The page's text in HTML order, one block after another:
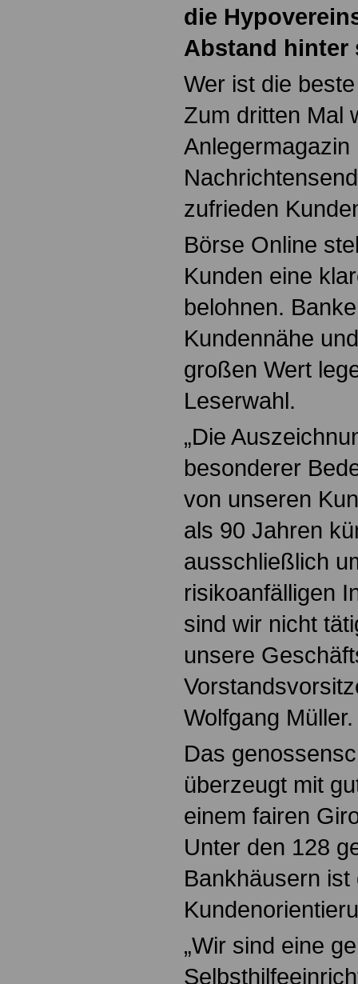
die
Abstand hinter
Wer ist die
Zum dritten Mal
zufrieden
Börse Online
Kunden eine
belohnen.
Kundennähe
großen Wert
Leserwahl.
„Die
besonderer
von unseren
als 90 Jahren
ausschließlich
risikoanfälligen
sind wir nicht
unsere
Wolfgang Müller.
Das
überzeugt mit
einem fairen
Unter den 128
Bankhäusern
„Wir sind eine